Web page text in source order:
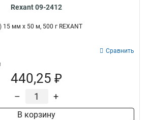
Rexant 09-2412
мм х 50 м, 500 г REXANT
Сравнить
440,25 ₽
– +
В корзину